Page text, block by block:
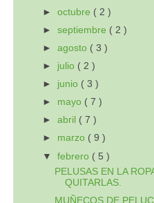
►octubre ( 2 )
►septiembre ( 2 )
►agosto ( 3 )
► julio ( 2 )
► junio ( 3 )
► mayo ( 7 )
►abril ( 7 )
► marzo ( 9 )
▼febrero ( 5 )
PELUSAS EN LA
QUITARLAS.
MUÑECOS DE